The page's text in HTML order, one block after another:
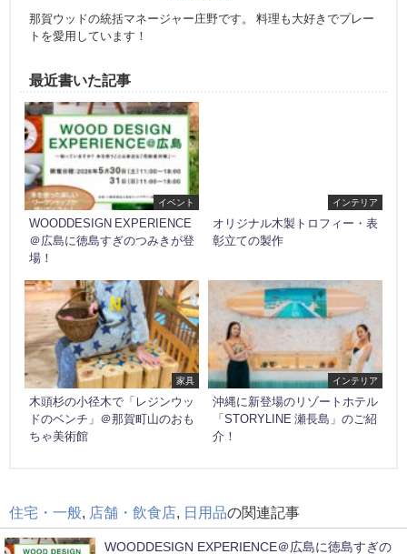
那賀ウッドの統括マネージャー庄野です。 料理も大好きでプレー
トを愛用しています！
最近書いた記事
イベント
WOODDESIGN EXPERIENCE
＠広島に徳島すぎのつみきが登
場！
インテリア
オリジナル木製トロフィー・表
彰立ての製作
家具
木頭杉の小径木で「レジンウッ
ドのベンチ」＠那賀町山のおも
ちゃ美術館
インテリア
沖縄に新登場のリゾートホテル
「STORYLINE 瀬長島」のご紹
介！
住宅・一般 店舗・飲食店 日用品の関連記事
WOODDESIGN EXPERIENCE＠広島に徳島すぎの